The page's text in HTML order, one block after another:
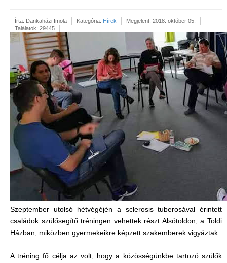
Írta: Dankaházi Imola Kategória: Hírek
Megjelent: 2018. október 05.
Találatok: 29445
Szeptember utolsó hétvégéjén a sclerosis tuberosával érintett
családok szülősegítő tréningen vehettek részt Alsótoldon, a Toldi
Házban, miközben gyermekeikre képzett szakemberek vigyáztak.
A tréning fő célja az volt, hogy a közösségünkbe tartozó szülők